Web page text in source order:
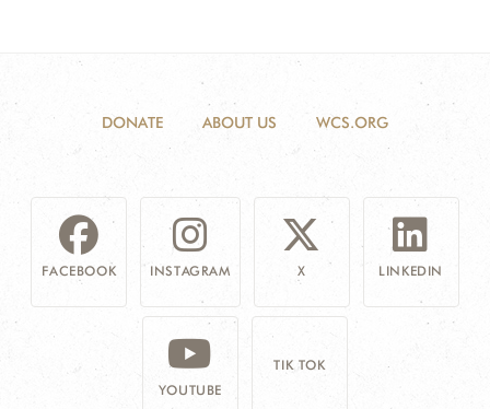
DONATE ABOUT US WCS.ORG
FACEBOOK INSTAGRAM X LINKEDIN
YOUTUBE
TIK TOK